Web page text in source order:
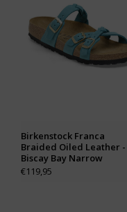
Birkenstock Franca
Braided Oiled Leather -
Biscay Bay Narrow
€119,95